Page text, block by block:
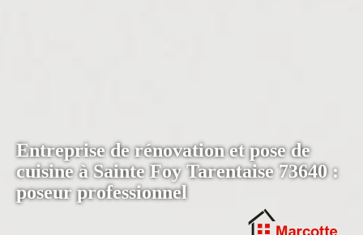
Entreprise de rénovation et pose de
cuisine à Sainte Foy Tarentaise 73640 :
poseur professionnel